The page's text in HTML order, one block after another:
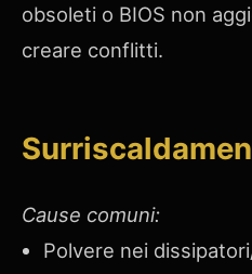
obsoleti o BIOS non
creare conflitti.
Cause comuni:
Polvere nei